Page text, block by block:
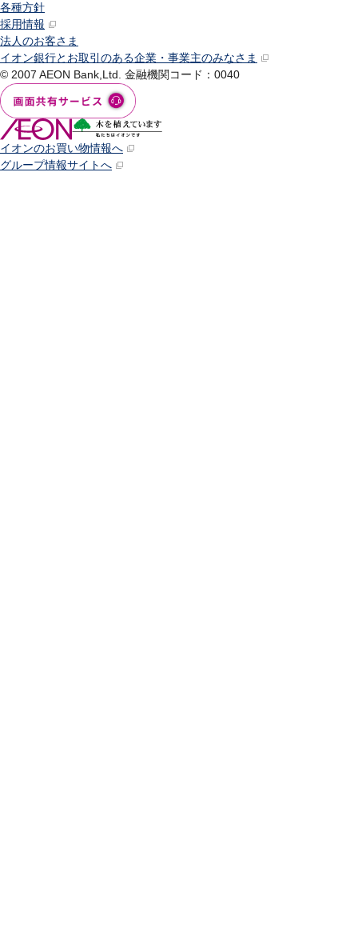
各種方針
採用情報
法人のお客さま
イオン銀行とお取引のある企業・事業主のみなさま
© 2007 AEON Bank,Ltd. 金融機関コード：0040
イオンのお買い物情報へ
グループ情報サイトへ